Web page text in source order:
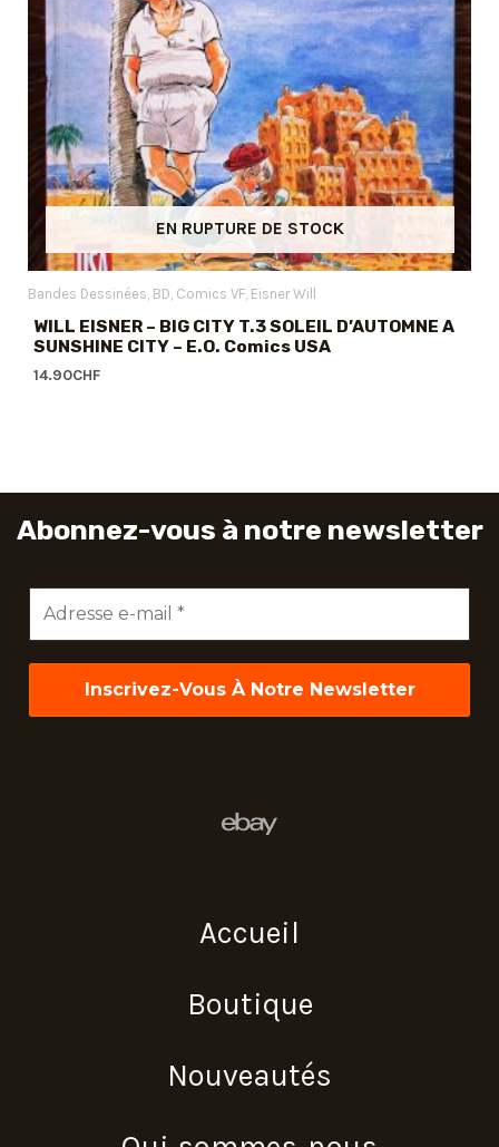
EN RUPTURE DE STOCK
Bandes Dessinées BD Comics VF Eisner Will
WILL EISNER – BIG CITY T.3 SOLEIL D’AUTOMNE A
SUNSHINE CITY – E.O. Comics USA
14.90CHF
Abonnez-vous à notre newsletter
mail
*
Accueil
Boutique
Nouveautés